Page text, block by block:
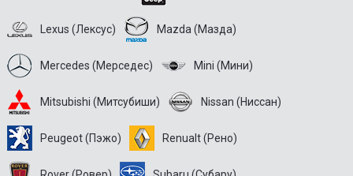
Lexus (Лексус) Mazda (Мазда)
Mercedes (Мерседес) Mini (Мини)
Mitsubishi (Митсубиши) Nissan (Ниссан)
Peugeot (Пэжо) Renualt (Рено)